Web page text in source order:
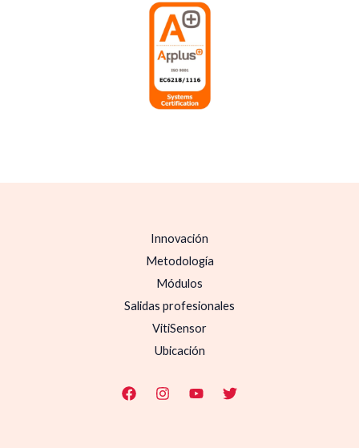
Innovación
Metodología
Módulos
Salidas profesionales
VitiSensor
Ubicación